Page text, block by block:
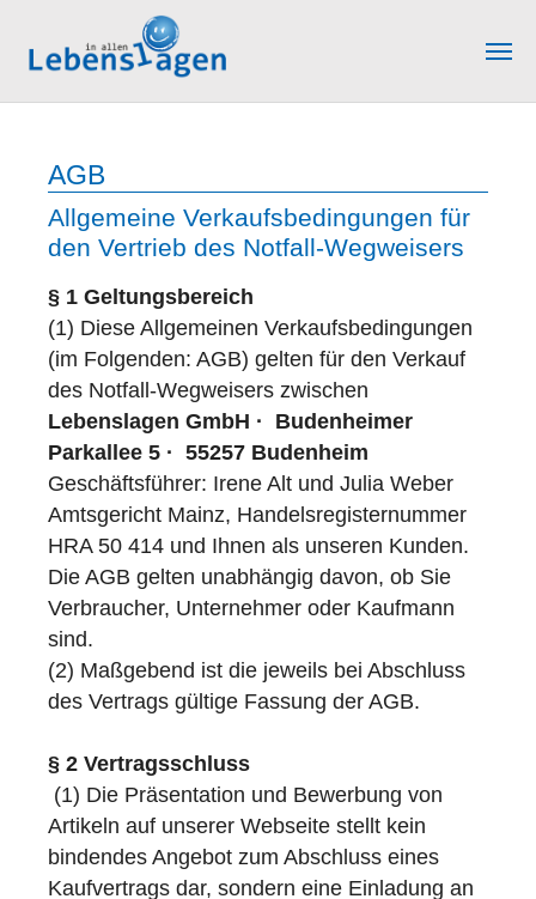
AGB
Allgemeine Verkaufsbedingungen für
den Vertrieb des Notfall-Wegweisers
§ 1 Geltungsbereich
(1) Diese Allgemeinen Verkaufsbedingungen
(im Folgenden: AGB) gelten für den Verkauf
des Notfall-Wegweisers zwischen
Lebenslagen GmbH · Budenheimer
Parkallee 5 · 55257 Budenheim
Geschäftsführer: Irene Alt und Julia Weber
Amtsgericht Mainz, Handelsregisternummer
HRA 50 414 und Ihnen als unseren Kunden.
Die AGB gelten unabhängig davon, ob Sie
Verbraucher, Unternehmer oder Kaufmann
sind.
(2) Maßgebend ist die jeweils bei Abschluss
des Vertrags gültige Fassung der AGB.
§ 2 Vertragsschluss
(1) Die Präsentation und Bewerbung von
Artikeln auf unserer Webseite stellt kein
bindendes Angebot zum Abschluss eines
Kaufvertrags dar, sondern eine Einladung an